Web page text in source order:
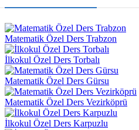
Matematik Özel Ders Trabzon
İlkokul Özel Ders Torbalı
Matematik Özel Ders Gürsu
Matematik Özel Ders Vezirköprü
İlkokul Özel Ders Karpuzlu